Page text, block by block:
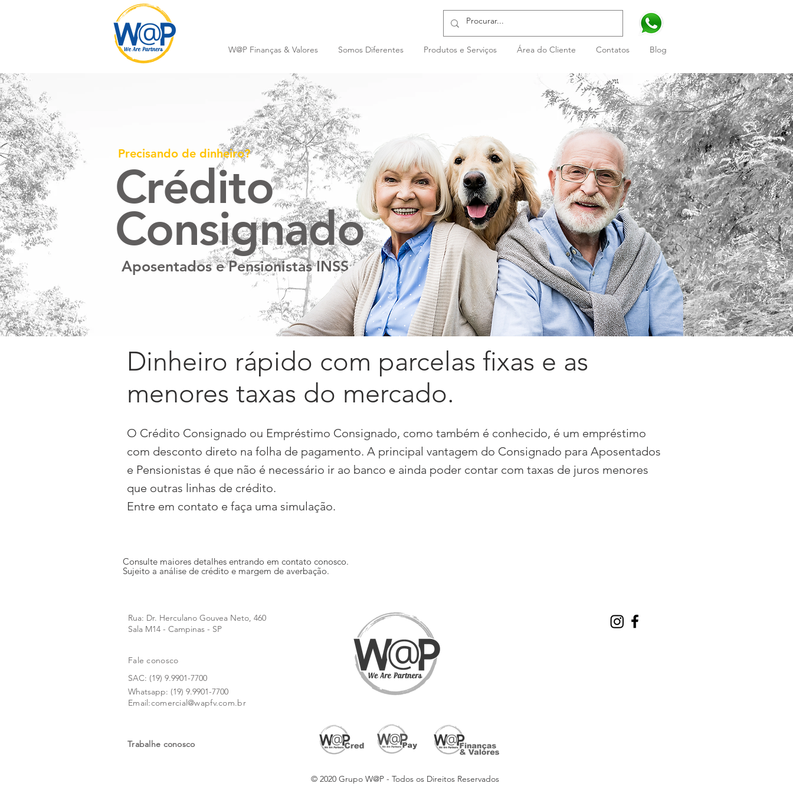
W@P Finanças & Valores Somos Diferentes Produtos e Serviços Área do Cliente Contatos Blog
Precisando de dinheiro?
Crédito
Consignado
Aposentados e Pensionistas INSS
Dinheiro rápido com parcelas fixas e as
menores taxas do mercado.
O Crédito Consignado ou Empréstimo Consignado, como também é conhecido, é um empréstimo
com desconto direto na folha de pagamento. A principal vantagem do Consignado para Aposentados
e Pensionistas é que não é necessário ir ao banco e ainda poder contar com taxas de juros menores
que outras linhas de crédito.
Entre em contato e faça uma simulação.
Consulte maiores detalhes entrando em contato conosco.
Sujeito a análise de crédito e margem de averbação.
Fale conosco
SAC: (19) 9.9901-7700
Whatsapp: (19) 9.9901-7700
Email:comercial@wapfv.com.br
Rua: Dr. Herculano Gouvea Neto, 460
Sala M14 - Campinas - SP
Trabalhe conosco
© 2020 Grupo W@P - Todos os Direitos Reservados